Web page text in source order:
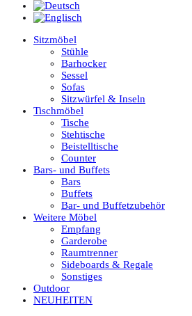
Sitzmöbel
Stühle
Barhocker
Sessel
Sofas
Sitzwürfel & Inseln
Tischmöbel
Tische
Stehtische
Beistelltische
Counter
Bars- und Buffets
Bars
Buffets
Bar- und Buffetzubehör
Weitere Möbel
Empfang
Garderobe
Raumtrenner
Sideboards & Regale
Sonstiges
Outdoor
NEUHEITEN